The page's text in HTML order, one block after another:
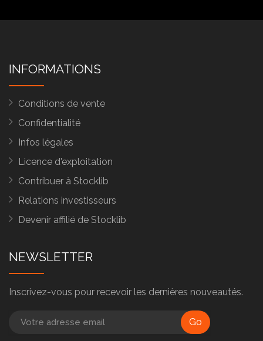
INFORMATIONS
Conditions de vente
Confidentialité
Infos légales
Licence d'exploitation
Contribuer à Stocklib
Relations investisseurs
Devenir affilié de Stocklib
NEWSLETTER
Inscrivez-vous pour recevoir les dernières nouveautés.
Go